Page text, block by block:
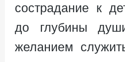
сострадание к
до глубины
желанием